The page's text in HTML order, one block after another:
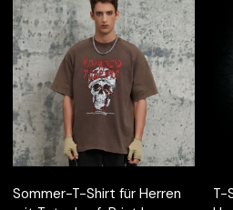
Sommer-T-Shirt für Herren
T-